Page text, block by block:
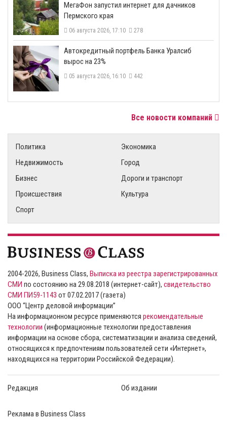
МегаФон запустил интернет для дачников
Пермского края
06 августа 2026, 17:10 278
​Автокредитный портфель Банка Уралсиб
вырос на 23%
05 августа 2026, 16:10 442
Все новости компаний
Политика
Экономика
Недвижимость
Город
Бизнес
Дороги и транспорт
Происшествия
Культура
Спорт
2004-2026, Business Class, Выписка из реестра зарегистрированных
СМИ по состоянию на 29.08.2018 (интернет-сайт), свидетельство
СМИ ПИ59-1143 от 07.02.2017 (газета)
ООО “Центр деловой информации”
На информационном ресурсе применяются рекомендательные
технологии (информационные технологии предоставления
информации на основе сбора, систематизации и анализа сведений,
относящихся к предпочтениям пользователей сети «Интернет»,
находящихся на территории Российской Федерации).
Редакция Об издании
Реклама в Business Class